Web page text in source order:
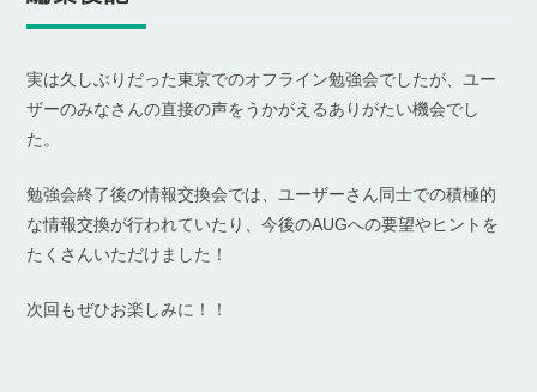
実は久しぶりだった東京でのオフライン勉強会でしたが、ユー
ザーのみなさんの直接の声をうかがえるありがたい機会でし
た。
勉強会終了後の情報交換会では、ユーザーさん同士での積極的
な情報交換が行われていたり、今後のAUGへの要望やヒントを
たくさんいただけました！
次回もぜひお楽しみに！！